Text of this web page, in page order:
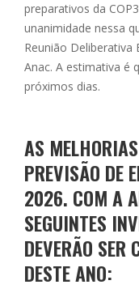
preparativos da
unanimidade nessa
Reunião Deliberativa
Anac. A estimativa é
próximos dias.
AS
PREVISÃO DE
2026. COM A
SEGUINTES
DEVERÃO SER
DESTE ANO: